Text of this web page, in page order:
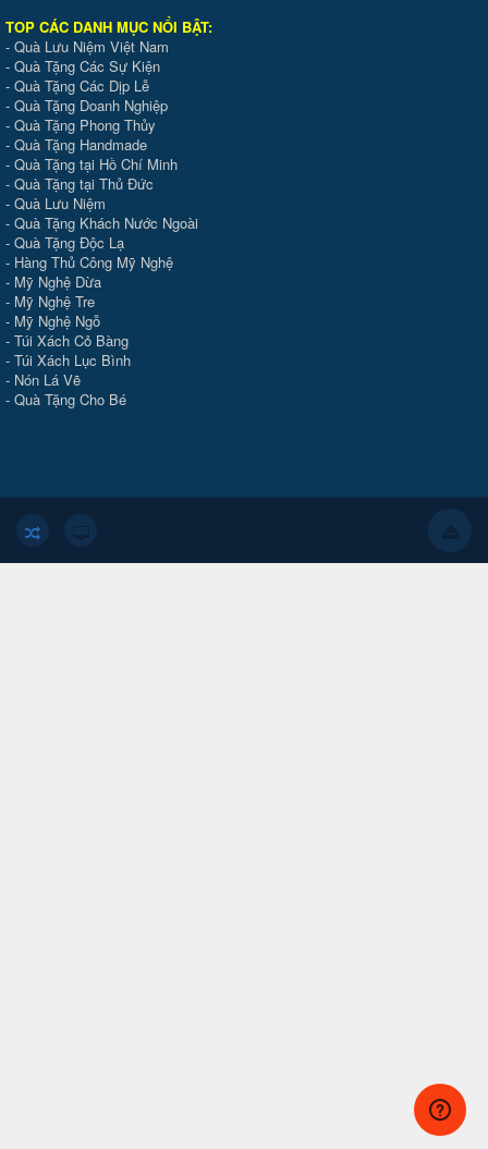
TOP CÁC DANH MỤC NỔI BẬT:
- Quà Lưu Niệm Việt Nam
- Quà Tặng Các Sự Kiện
- Quà Tặng Các Dịp Lễ
- Quà Tặng Doanh Nghiệp
- Quà Tặng Phong Thủy
- Quà Tặng Handmade
- Quà Tặng tại Hồ Chí Minh
- Quà Tặng tại Thủ Đức
- Quà Lưu Niệm
- Quà Tặng Khách Nước Ngoài
- Quà Tặng Độc Lạ
- Hàng Thủ Công Mỹ Nghệ
- Mỹ Nghệ Dừa
- Mỹ Nghệ Tre
- Mỹ Nghệ Ngỗ
- Túi Xách Cỏ Bàng
- Túi Xách Lục Bình
- Nón Lá Vẽ
- Quà Tặng Cho Bé